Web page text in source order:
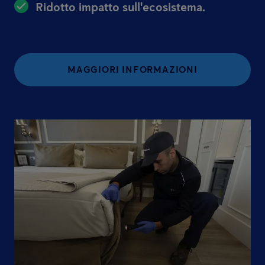
Ridotto impatto sull'ecosistema.
MAGGIORI INFORMAZIONI